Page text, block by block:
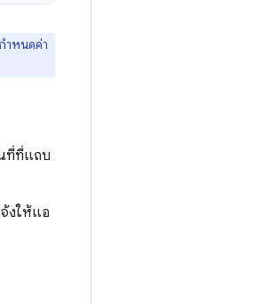
ำหนดค่า
ที่ที่แถบ
งให้แอ